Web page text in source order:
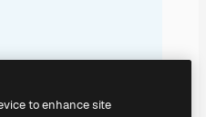
to enhance site